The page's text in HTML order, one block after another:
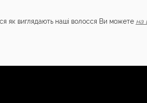
як виглядають наші волосся Ви можете на